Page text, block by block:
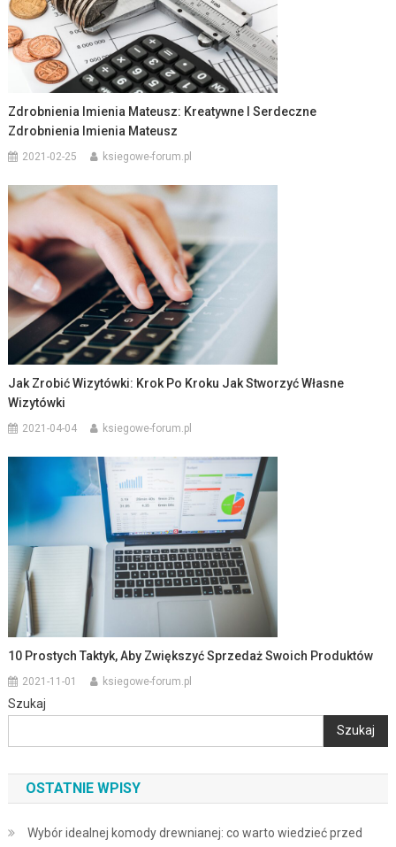
Zdrobnienia Imienia Mateusz: Kreatywne I Serdeczne
Zdrobnienia Imienia Mateusz
2021-02-25 ksiegowe-forum.pl
Jak Zrobić Wizytówki: Krok Po Kroku Jak Stworzyć Własne
Wizytówki
2021-04-04 ksiegowe-forum.pl
10 Prostych Taktyk, Aby Zwiększyć Sprzedaż Swoich Produktów
2021-11-01 ksiegowe-forum.pl
Szukaj
Szukaj
OSTATNIE WPISY
Wybór idealnej komody drewnianej: co warto wiedzieć przed